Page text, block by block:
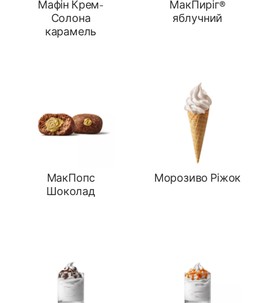
Мафін Крем-
Солона
карамель
МакПиріг®
яблучний
МакПопс
Шоколад
Морозиво Ріжок